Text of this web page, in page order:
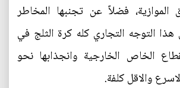
الموازية، فضلاً عن تجنبها المخاطر
هذا التوجه التجاري كله كرة الثلج في
الخاص الخارجية وانجذابها نحو
والاقل كلفة.